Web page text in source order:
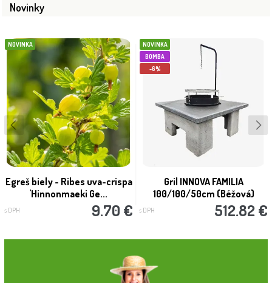
Novinky
NOVINKA
Egreš biely - Ribes uva-crispa
'Hinnonmaeki Ge...
s DPH 9.70 €
NOVINKA
BOMBA
-6%
Gril INNOVA FAMILIA
100/100/50cm (Béžová)
s DPH 512.82 €